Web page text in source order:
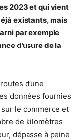
2023 et qui vient
existants, mais
par exemple
d’usure de la
d’une
données fournies
le commerce et
de kilomètres
dépasse à peine